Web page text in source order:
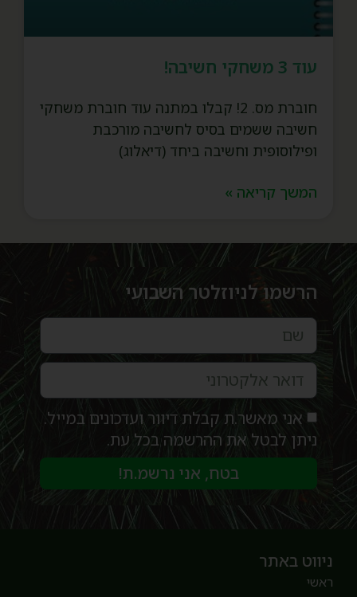
עוד 3 משחקי חשיבה!
חוברת מס. 2! קבלו במתנה עוד חוברת משחקי
חשיבה ששמים בסיס לחשיבה מורכבת
ופילוסופית וחשיבה ביחד (דיאלוג)
המשך קריאה »
הרשמו לניוזלטר השבועי
אני מאשר.ת קבלת דיוור ועדכונים במייל.
ניתן לבטל את ההרשמה בכל עת.
בטח, אני נרשמ.ת!
ניווט באתר
ראשי